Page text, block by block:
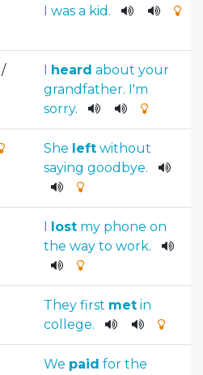
I was a kid .
/ I heard about your
grandfather. I'm
sorry.
She left without
saying goodbye.
I lost my phone on
the way to work.
They first met in
college.
We paid for the